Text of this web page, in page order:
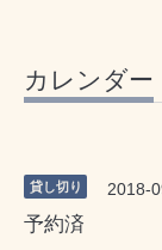
カレンダー
貸し切り 2018-
予約済